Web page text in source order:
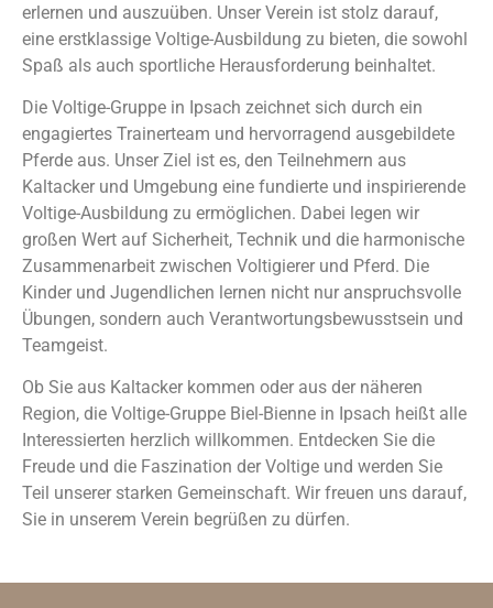
erlernen und auszuüben. Unser Verein ist stolz darauf,
eine erstklassige Voltige-Ausbildung zu bieten, die sowohl
Spaß als auch sportliche Herausforderung beinhaltet.
Die Voltige-Gruppe in Ipsach zeichnet sich durch ein
engagiertes Trainerteam und hervorragend ausgebildete
Pferde aus. Unser Ziel ist es, den Teilnehmern aus
Kaltacker und Umgebung eine fundierte und inspirierende
Voltige-Ausbildung zu ermöglichen. Dabei legen wir
großen Wert auf Sicherheit, Technik und die harmonische
Zusammenarbeit zwischen Voltigierer und Pferd. Die
Kinder und Jugendlichen lernen nicht nur anspruchsvolle
Übungen, sondern auch Verantwortungsbewusstsein und
Teamgeist.
Ob Sie aus Kaltacker kommen oder aus der näheren
Region, die Voltige-Gruppe Biel-Bienne in Ipsach heißt alle
Interessierten herzlich willkommen. Entdecken Sie die
Freude und die Faszination der Voltige und werden Sie
Teil unserer starken Gemeinschaft. Wir freuen uns darauf,
Sie in unserem Verein begrüßen zu dürfen.